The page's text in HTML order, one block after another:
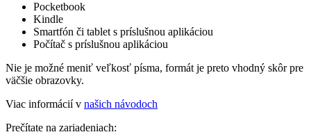
Pocketbook
Kindle
Smartfón či tablet s príslušnou aplikáciou
Počítač s príslušnou aplikáciou
Nie je možné meniť veľkosť písma, formát je preto vhodný skôr pre
väčšie obrazovky.
Viac informácií v našich návodoch
Prečítate na zariadeniach: